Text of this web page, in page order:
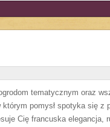
tematycznym oraz
pomysł spotyka się z
Cię francuska elegancja,